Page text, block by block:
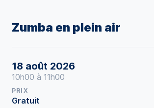
Zumba en plein air
18 août 2026
10h00 à 11h00
PRIX
Gratuit